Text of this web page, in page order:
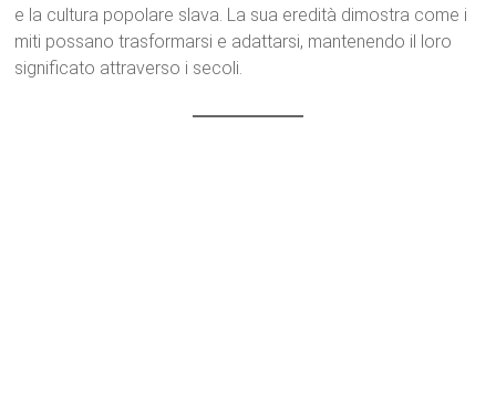
e la cultura popolare slava. La sua eredità dimostra come i
miti possano trasformarsi e adattarsi, mantenendo il loro
significato attraverso i secoli.